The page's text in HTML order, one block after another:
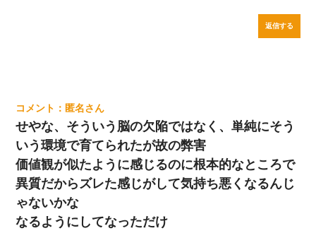
返信する
匿名
せやな、そういう脳の欠陥ではなく、単純にそう
いう環境で育てられたが故の弊害
価値観が似たように感じるのに根本的なところで
異質だからズレた感じがして気持ち悪くなるんじ
ゃないかな
なるようにしてなっただけ